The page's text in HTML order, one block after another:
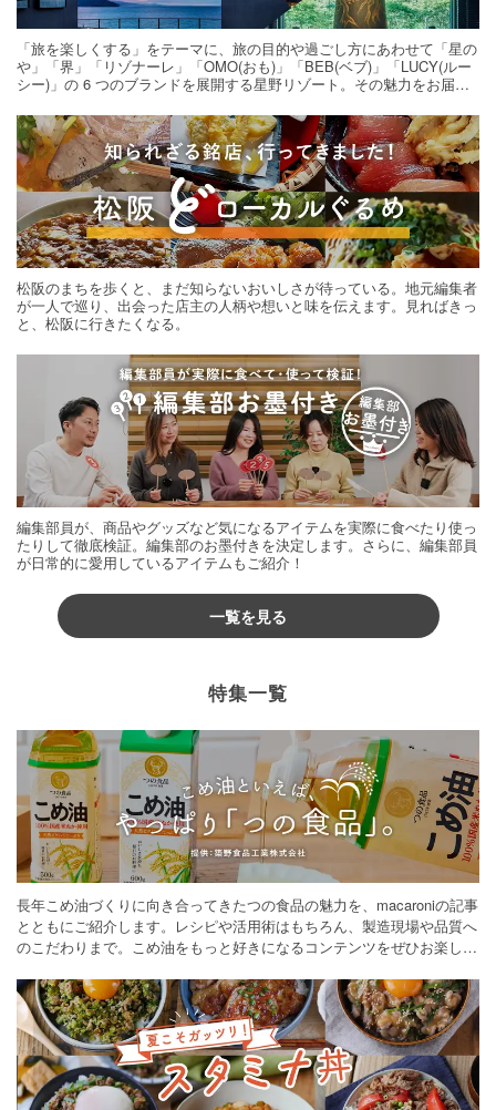
「旅を楽しくする」をテーマに、旅の目的や過ごし方にあわせて「星の
や」「界」「リゾナーレ」「OMO(おも)」「BEB(ベブ)」「LUCY(ルー
シー)」の 6 つのブランドを展開する星野リゾート。その魅力をお届け
松阪のまちを歩くと、まだ知らないおいしさが待っている。地元編集者
が一人で巡り、出会った店主の人柄や想いと味を伝えます。見ればきっ
と、松阪に行きたくなる。
編集部員が、商品やグッズなど気になるアイテムを実際に食べたり使っ
たりして徹底検証。編集部のお墨付きを決定します。さらに、編集部員
が日常的に愛用しているアイテムもご紹介！
一覧を見る
特集一覧
長年こめ油づくりに向き合ってきたつの食品の魅力を、macaroniの記事
とともにご紹介します。レシピや活用術はもちろん、製造現場や品質へ
のこだわりまで。こめ油をもっと好きになるコンテンツをぜひお楽しみ